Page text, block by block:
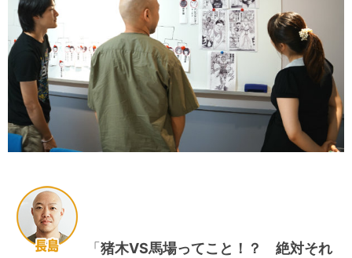
「 猪木VS馬場ってこと！？ 絶対それ